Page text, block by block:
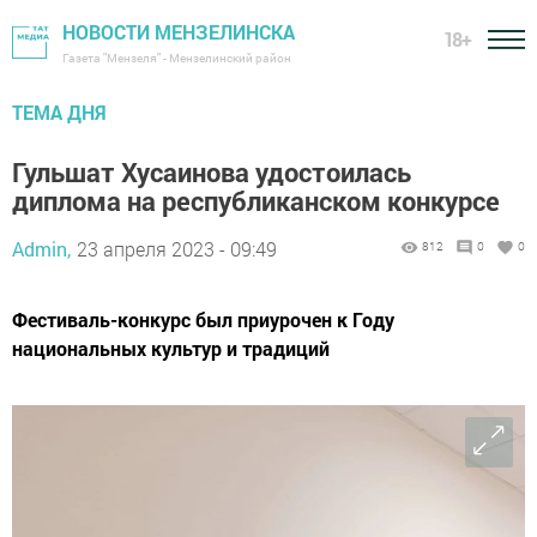
НОВОСТИ МЕНЗЕЛИНСКА
Газета "Мензеля" - Мензелинский район
18+
ТЕМА ДНЯ
Гульшат Хусаинова удостоилась
диплома на республиканском конкурсе
Admin, 23 апреля 2023 - 09:49 812 0 0
Фестиваль-конкурс был приурочен к Году
национальных культур и традиций